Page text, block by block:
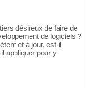
désireux de faire de
de logiciels ?
et à jour, est-il
appliquer pour y